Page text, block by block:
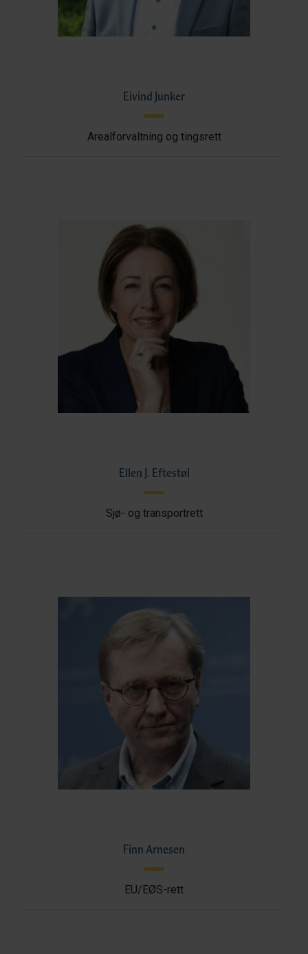
Eivind Junker
Arealforvaltning og tingsrett
Ellen J. Eftestøl
Sjø- og transportrett
Finn Arnesen
EU/EØS-rett